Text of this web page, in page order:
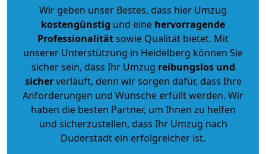
Wir geben unser Bestes, dass hier Umzug
kostengünstig und eine hervorragende
Professionalitätsowie Qualität bietet. Mit
unserer Unterstützung in Heidelberg können Sie
sicher sein, dass Ihr Umzug reibungslos und
sicherverläuft, denn wir sorgen dafür, dass Ihre
Anforderungen und Wünsche erfüllt werden. Wir
haben die besten Partner, um Ihnen zu helfen
und sicherzustellen, dass Ihr Umzug nach
Duderstadt ein erfolgreicher ist.